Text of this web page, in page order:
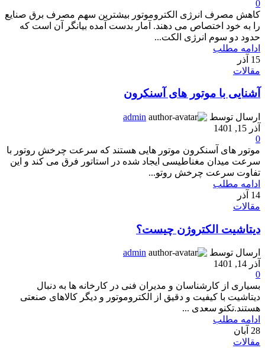
0
کاهش مصرف انرژی الکتروموتور بیشترین سهم مصرف برق صنایع
را به خود اختصاص می دهند. آمار بدست آمده بیانگر آن است که
حدود دو سوم انرژی الکت...
ادامه مطلب
15 آذر
مقالات
آشنایی با موتور های آسنکرون
ارسال توسط
admin
آذر 15, 1401
0
موتور های آسنکرون موتور هایی هستند که سرعت چرخش روتور با
سرعت میدان مغناطیسی ایجاد شده در استاتور فرق می کند و این
تفاوت سرعت چرخش روتو...
ادامه مطلب
14 آذر
مقالات
دیتاشیت الکتروژن چیست؟
ارسال توسط
admin
آذر 14, 1401
0
بسیاری از کارشناسان و مدیران فنی در کارخانه‌ ها به دنبال
دیتاشیت با کیفیت و دقیق از الکتروموتور و دیگر کالاهای صنعتی
هستند.تکنو سعدی ...
ادامه مطلب
28 آبان
مقالات